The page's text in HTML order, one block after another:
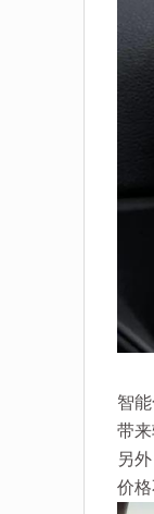
智
带
另
价格